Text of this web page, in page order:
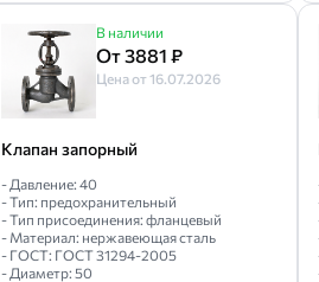
В наличии
От 3881 ₽
Цена от 16.07.2026
Клапан запорный
- Давление: 40
- Тип: предохранительный
- Тип присоединения: фланцевый
- Материал: нержавеющая сталь
- ГОСТ: ГОСТ 31294-2005
- Диаметр: 50